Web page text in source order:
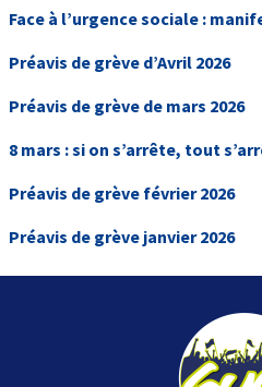
Face à l’urgence sociale :
Préavis de grève d’Avril 2026
Préavis de grève de mars 2026
8 mars : si on s’arrête, tout
Préavis de grève février 2026
Préavis de grève janvier 2026